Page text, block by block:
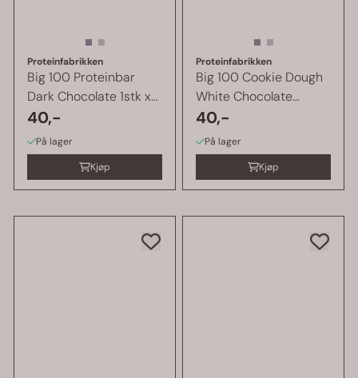
Proteinfabrikken
Big 100 Proteinbar
Dark Chocolate 1stk x
100g
40,-
På lager
Kjøp
Proteinfabrikken
Big 100 Cookie Dough
White Chocolate
Proteinbar ...
40,-
På lager
Kjøp